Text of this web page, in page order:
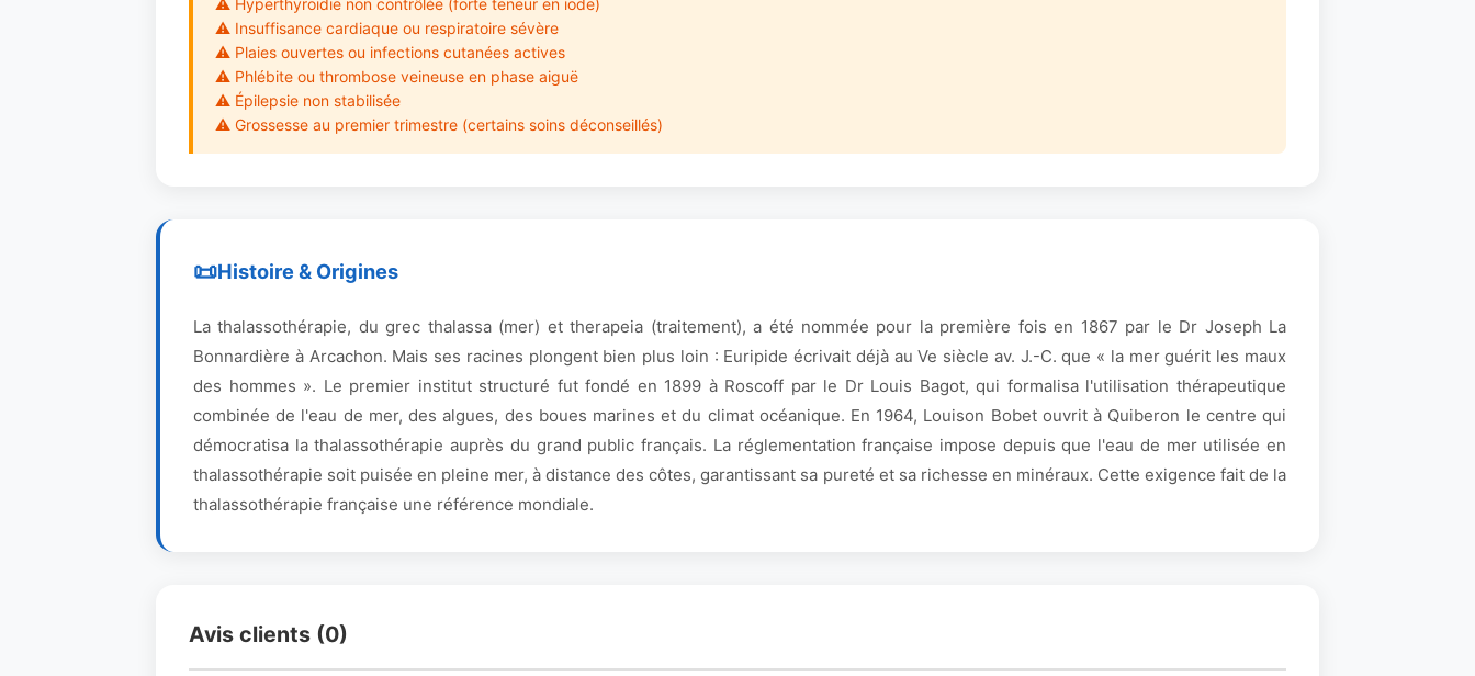
⚠ Hyperthyroïdie non contrôlée (forte teneur en iode)
⚠ Insuffisance cardiaque ou respiratoire sévère
⚠ Plaies ouvertes ou infections cutanées actives
⚠ Phlébite ou thrombose veineuse en phase aiguë
⚠ Épilepsie non stabilisée
⚠ Grossesse au premier trimestre (certains soins déconseillés)
Histoire & Origines
La thalassothérapie, du grec thalassa (mer) et therapeia (traitement), a été nommée pour la première fois en 1867 par le Dr Joseph La
Bonnardière à Arcachon. Mais ses racines plongent bien plus loin : Euripide écrivait déjà au Ve siècle av. J.-C. que « la mer guérit les maux
des hommes ». Le premier institut structuré fut fondé en 1899 à Roscoff par le Dr Louis Bagot, qui formalisa l'utilisation thérapeutique
combinée de l'eau de mer, des algues, des boues marines et du climat océanique. En 1964, Louison Bobet ouvrit à Quiberon le centre qui
démocratisa la thalassothérapie auprès du grand public français. La réglementation française impose depuis que l'eau de mer utilisée en
thalassothérapie soit puisée en pleine mer, à distance des côtes, garantissant sa pureté et sa richesse en minéraux. Cette exigence fait de la
thalassothérapie française une référence mondiale.
Avis clients (0)